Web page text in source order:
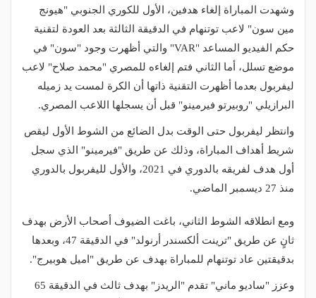
وشهدت المباراة إلغاء هدفين، الأول للكوري الجنوبي "هيونج
مين سون" لاعب توتنهام في الدقيقة الثالثة بعد العودة لتقنية
حكم الفيديو المساعد "VAR" والتي أظهرت وجود "سون" في
موضع تسلل، أما الثاني فتم إلغاءه للمصري "محمد صلاح" لاعب
ليفربول بعدما أظهرت التقنية ذاتها أن الكرة لمست يد زميله
البرازيلي "روبيرتو فيرمينو" قبل أن يسجلها اللاعب المصري.
وانتظر ليفربول حتى الوقت بدل الضائع من الشوط الأول ليقص
شريط أهداف المباراة، وذلك عن طريق "فيرمينو" الذي سجل
أول هدف لفريقه بالدوري في 2021، والأول لليفربول بالدوري
منذ 27 ديسمبر الماضي.
ومع انطلاقه الشوط الثاني، باغت الضيوف أصحاب الأرض بهدف
ثانٍ عن طريق "ترينت ألكسندر أرنولد" في الدقيقة 47، وبعدها
بدقيقتين عاد توتنهام للمباراة بهدف عن طريق "اميل هوبيرج".
وعزز "ساديو ماني" تقدم "الريدز" بهدف ثالث في الدقيقة 65